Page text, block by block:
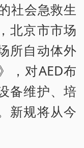
社会急救生
北京市市场
所自动体外
，对AED布
备维护、培
新规将从今